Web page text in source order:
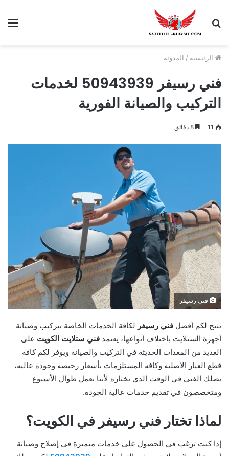
الرئيسية / المدونة
فني رسيفر 50943939 لخدمات
التركيب والصيانة الفورية
11
فني رسيفر
نتيح لكم أفضل فني رسيفر لكافة الخدمات الخاصة بتركيب وصيانة
أجهزة الستلايت باختلاف أنواعها، يعتمد فني ستلايت الكويت على
العديد من المعدات الحديثة في التركيب والصيانة ويوفر لكم كافة
قطع الغيار الأصلية وكافة المستلزمات بأسعار رخيصة وجودة عالية،
يصلك الفني في الوقت الذي تختاره لأننا نعمل طوال الأسبوع
ومتخصصون في تقديم خدمات عالية الجودة.
لماذا تختار فني رسيفر في الكويت؟
إذا كنت ترغب في الحصول على خدمات متميزة في إصلاح وصيانة